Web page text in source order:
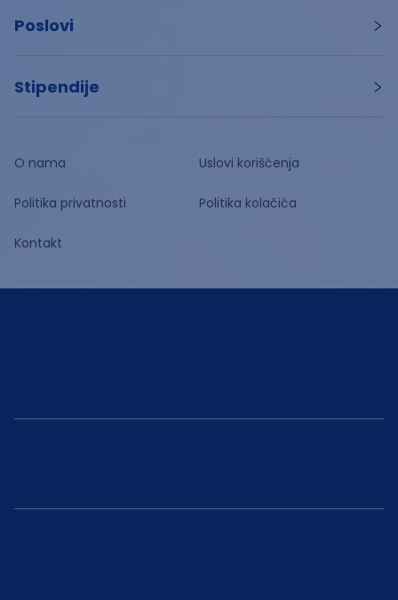
Poslovi
Stipendije
O nama Uslovi korišćenja
Politika privatnosti Politika kolačića
Kontakt